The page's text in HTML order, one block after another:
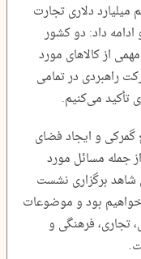
میلیارد دلاری تجارت
داد: دو کشور
از کالاهای مورد
راهبردی در تمامی
تأکید می‌کنیم.
گمرکی و ایجاد فضای
جمله مسائل مورد
شاهد برگزاری نشست
بود و موضوعات
تجاری، فرهنگی و